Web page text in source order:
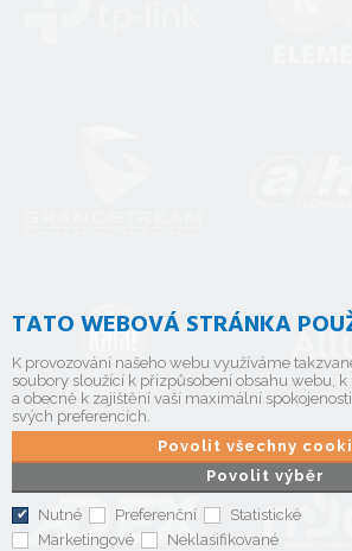
TATO WEBOVÁ STRÁNKA
K provozování našeho webu využíváme
soubory sloužící k přizpůsobení obsahu webu,
a obecně k zajištění vaší maximální
svých preferencích.
Povolit výběr
Povolit všechny
Nutné Preferenční
Statistické
Marketingové
Neklasifikované